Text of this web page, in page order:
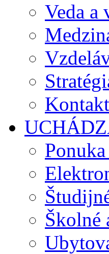
Veda a
Kontakt
Školné